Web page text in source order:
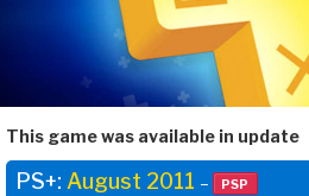
This game was available in update
PS+: August 2011 – PSP